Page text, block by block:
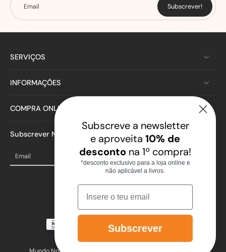
Email Subscrever!
SERVIÇOS
INFORMAÇÕES
COMPRA ONLINE
Subscrever Newsletter
Email
© 2026,note! Online.
Subscreve a newsletter
e aproveita 10% de
desconto na 1º compra!
*desconto exclusivo para a loja online e
não aplicável a livros.
Email
Subscrever